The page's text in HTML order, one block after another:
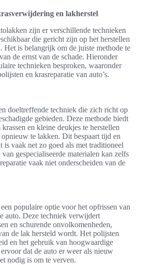
en lakherstel
zijn er verschillende technieken
die gericht zijn op het herstellen
Het is belangrijk om de juiste methode te
de ernst van de schade. Hieronder
technieken besproken, waaronder
en krasreparatie van auto’s.
doeltreffende techniek die zich richt op
gebieden. Deze methode biedt
en kleine deukjes te herstellen
te lakken. Dit bespaart tijd en
is vaak net zo goed als met traditioneel
gespecialiseerde materialen kan zelfs
vaak niet onderscheiden van de
populaire optie voor het opfrissen van
auto. Deze techniek verwijdert
en schurende onvolkomenheden,
de lak hersteld wordt. Het polijsten
en het gebruik van hoogwaardige
dat de auto er weer als nieuw
nodig is om te verven.